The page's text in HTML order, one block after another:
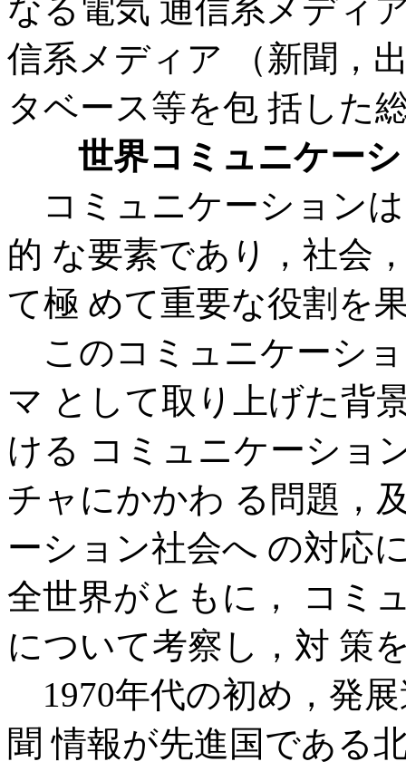
なる電気 通信系メディ
信系メディア （新聞，
タベース等を包 括した
世界コミュニケー
コミュニケーション
的 な要素であり，社会
て極 めて重要な役割を
このコミュニケーシ
マ として取り上げた背
ける コミュニケーショ
チャにかかわ る問題，
ーション社会へ の対応
全世界がともに， コミ
について考察し，対 策
1970年代の初め，発
聞 情報が先進国である